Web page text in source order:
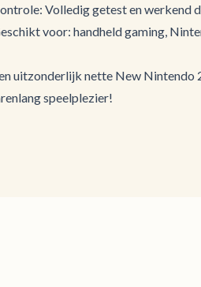
Volledig getest en werkend
voor: handheld gaming,
uitzonderlijk nette New Nintendo
speelplezier!